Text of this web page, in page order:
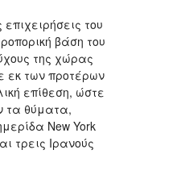
επιχειρήσεις του
βάση του
της χώρας
εκ των προτέρων
επίθεση, ώστε
τα θύματα,
New York
τρεις Ιρανούς